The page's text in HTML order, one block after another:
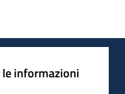
informazioni